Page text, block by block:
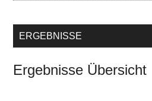
ERGEBNISSE
Ergebnisse Übersicht